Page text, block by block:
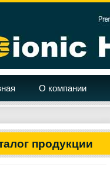
О компании
продукции